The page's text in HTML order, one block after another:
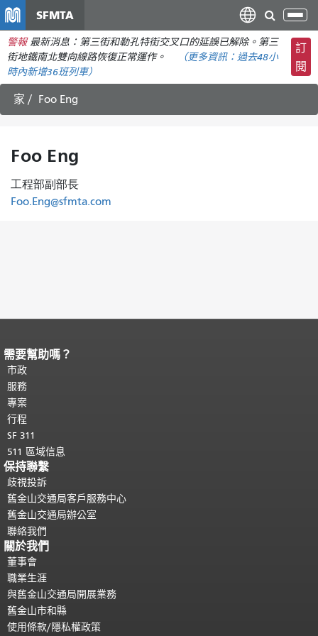
主
要
SFMTA
切
換
導
航
警報 最新消息：第三街和勒孔特街交叉口的延誤已解除。第三
街地鐵南北雙向線路恢復正常運作。
（更多資訊： 過去48小
時內新增36班列車）
訂
閱
家 Foo Eng
Foo Eng
工程部副部長
Foo.Eng@sfmta.com
頁面內容結束。
都會重複顯示。
需要幫助嗎？
市政
服務
專案
行程
SF 311
511 區域信息
保持聯繫
歧視投訴
舊金山交通局客戶服務中心
舊金山交通局辦公室
聯絡我們
關於我們
董事會
職業生涯
與舊金山交通局開展業務
舊金山市和縣
使用條款/隱私權政策